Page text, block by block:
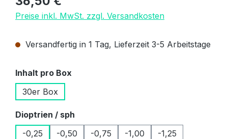
Preise inkl. MwSt. zzgl. Versandkosten
Versandfertig in 1 Tag, Lieferzeit 3-5 Arbeitstage
Inhalt pro Box
30er Box
Dioptrien / sph
-0,25
-0,50 -0,75 -1,00
-1,25